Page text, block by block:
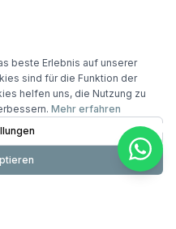
beste Erlebnis auf unserer
sind für die Funktion der
helfen uns, die Nutzung zu
Mehr erfahren